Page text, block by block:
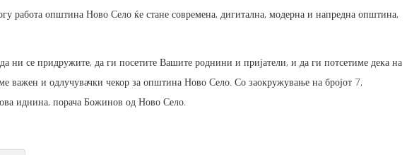
работа општина Ново Село ќе стане современа, дигитална, модерна и напредна општина,
ни се придружите, да ги посетите Вашите роднини и пријатели, и да ги потсетиме дека на
важен и одлучувачки чекор за општина Ново Село. Со заокружување на бројот 7,
иднина, порача Божинов од Ново Село.